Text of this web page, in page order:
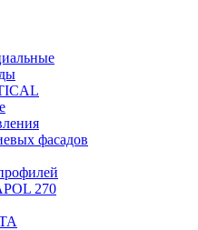
фасадов
270